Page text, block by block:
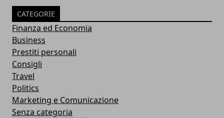
CATEGORIE
Finanza ed Economia
Business
Prestiti personali
Consigli
Travel
Politics
Marketing e Comunicazione
Senza categoria